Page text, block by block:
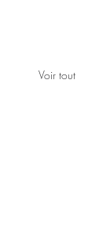
Voir tout